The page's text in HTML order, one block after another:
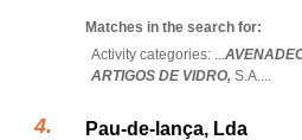
Matches in the search for:
Activity categories: ...
ARTIGOS DE VIDRO, S.A....
Pau-de-lança, Lda